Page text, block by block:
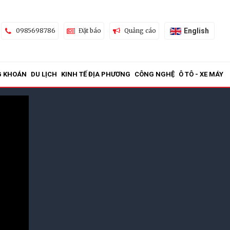
0985698786 Đặt báo Quảng cáo English
KHOÁN DU LỊCH KINH TẾ ĐỊA PHƯƠNG CÔNG NGHỆ Ô TÔ - XE MÁY